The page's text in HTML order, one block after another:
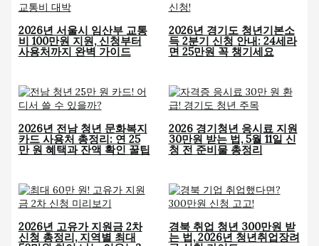
2026년 서울시 임산부 교통
비 100만원 지원, 신청부터
사용처까지 완벽 가이드
2026년 경기도 청년기본소
득 2분기 신청 안내: 24세라
면 25만원 꼭 챙기세요
2026년 전남 청년 문화복지
카드 사용처 총정리: 연 25
만 원 혜택과 잔액 확인 꿀팁
2026 경기청년 응시료 지원
30만원 받는 법, 5월 11일 신
청 전 준비물 총정리
2026년 고유가 지원금 2차
신청 총정리, 지역별 최대
경북 취업 청년 300만원 받
는 법, 2026년 청년취업장려